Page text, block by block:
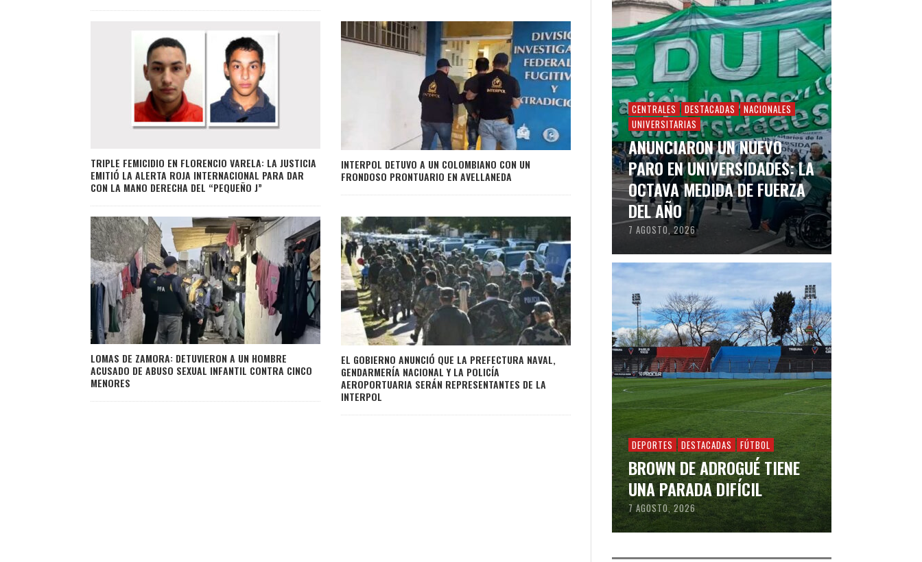
TRIPLE FEMICIDIO EN FLORENCIO VARELA: LA JUSTICIA
EMITIÓ LA ALERTA ROJA INTERNACIONAL PARA DAR
CON LA MANO DERECHA DEL “PEQUEÑO J”
INTERPOL DETUVO A UN COLOMBIANO CON UN
FRONDOSO PRONTUARIO EN AVELLANEDA
LOMAS DE ZAMORA: DETUVIERON A UN HOMBRE
ACUSADO DE ABUSO SEXUAL INFANTIL CONTRA CINCO
MENORES
EL GOBIERNO ANUNCIÓ QUE LA PREFECTURA NAVAL,
GENDARMERÍA NACIONAL Y LA POLICÍA
AEROPORTUARIA SERÁN REPRESENTANTES DE LA
INTERPOL
CENTRALES DESTACADAS
NACIONALES
UNIVERSITARIAS
ANUNCIARON UN NUEVO
PARO EN UNIVERSIDADES: LA
OCTAVA MEDIDA DE FUERZA
DEL AÑO
7 AGOSTO, 2026
DEPORTES DESTACADAS FÚTBOL
BROWN DE ADROGUÉ TIENE
UNA PARADA DIFÍCIL
7 AGOSTO, 2026